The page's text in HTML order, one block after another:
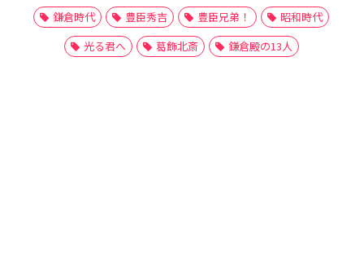
鎌倉時代
豊臣秀吉 豊臣兄弟！
昭和時代
光る君へ
葛飾北斎 鎌倉殿の13人